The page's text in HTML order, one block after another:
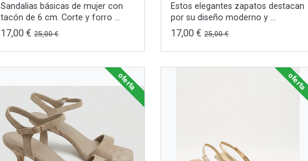
Sandalias básicas de mujer con
tacón de 6 cm. Corte y forro ...
17,00 €25,00 €
Estos elegantes zapatos destacan
por su diseño moderno y ...
17,00 €25,00 €
oferta oferta